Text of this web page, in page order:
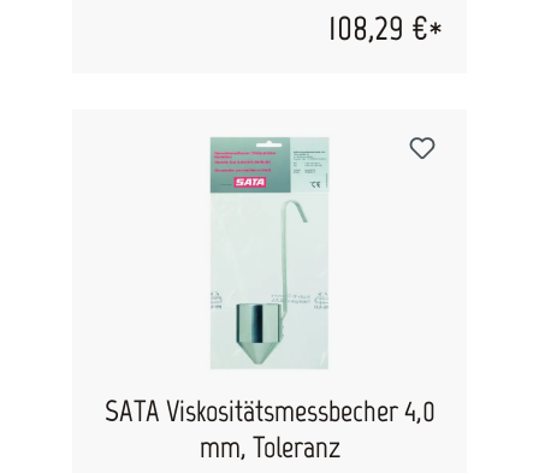
108,29 €*
SATA Viskositätsmessbecher 4,0
mm, Toleranz